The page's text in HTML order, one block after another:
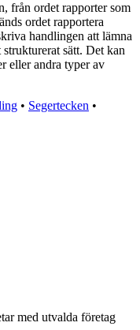
från ordet rapporter som
ordet rapportera
handlingen att lämna
sätt. Det kan
eller andra typer av
• Segertecken •
med utvalda företag